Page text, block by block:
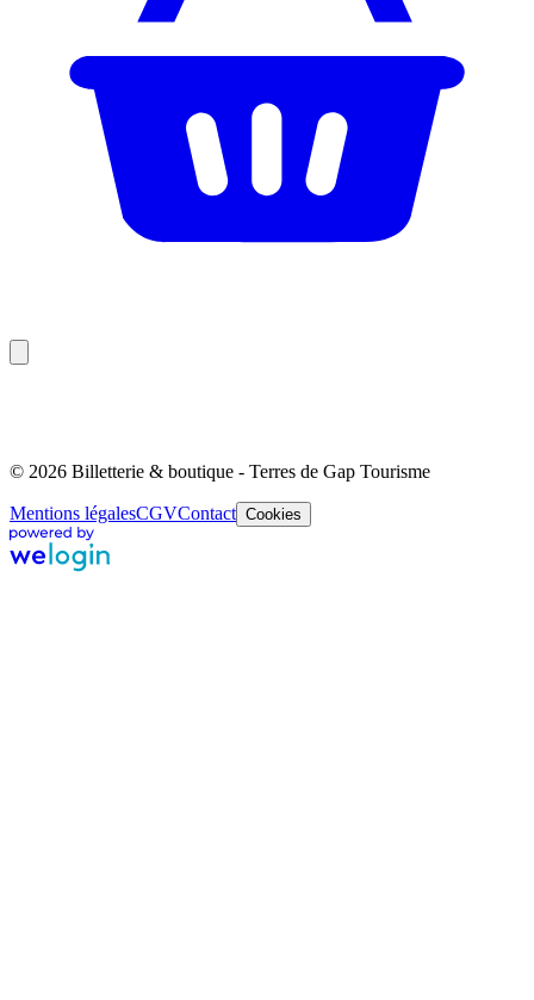
© 2026 Billetterie & boutique - Terres de Gap Tourisme
Mentions légalesCGVContact Cookies